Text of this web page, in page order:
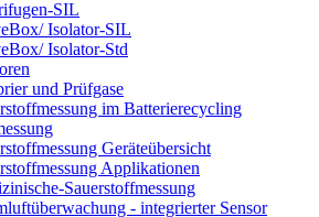
SIL
Isolator-SIL
Isolator-Std
und Prüfgase
im Batterierecycling
Geräteübersicht
Applikationen
Sauerstoffmessung
- integrierter Sensor